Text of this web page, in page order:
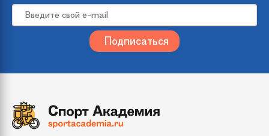
Материал лезвий Легированная сталь
Уровень катания Для начинающих
Регулировка
размера
Да